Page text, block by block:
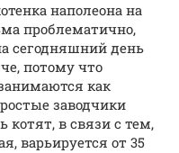
наполеона на
проблематично,
сегодняшний день
потому что
как
заводчики
котят, в связи с тем,
варьируется от 35